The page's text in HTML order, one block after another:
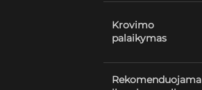
Krovimo
palaikymas
Rekomenduojama